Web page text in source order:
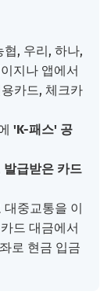
협, 우리, 하나,
지나 앱에서
카드, 체크카
'K-패스' 공
발급받은 카드
중교통을 이
드 대금에서
로 현금 입금